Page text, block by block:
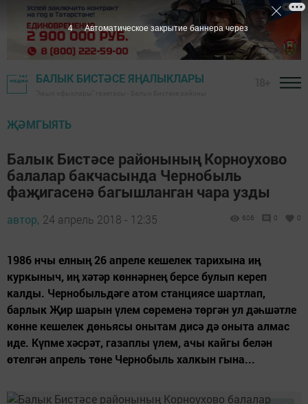
БАЛЫК БИСТӘСЕ ЯҢАЛЫКЛАРЫ
ҖӘМГЫЯТЬ
Балык Бистәсе районының Корноухово
балалар бакчасында Чернобыль
фаҗигасенә багышланган чара узды
автор, 24 апрель 2018 - 12:35 606 0 0
1986 нчы елның 26 апреле кешелек тарихына иң
куркыныч, иң хәтәр көннәрнең берсе булып кереп
калды. Чернобыльдәге атом станциясе шартлап,
барлык Җир шарын үлем сөременә төргән ул дәһшәтле
көнне кешелек дөньясы онытам дисә дә оныта алмас
иде. Күпме хәсрәт, газаплы үлем, ачы кайгы белән
өтелгән апрель төне Чернобыль халкын гына...
4 Автоматическое закрытие баннера через